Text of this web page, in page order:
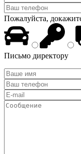
Пожалуйста,
Письмо директору